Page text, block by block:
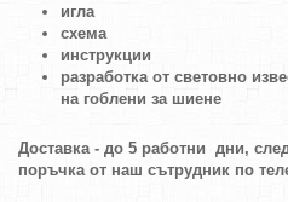
игла
схема
инструкции
разработка от световно
на гоблени за шиене
Доставка - до 5 работни дни,
поръчка от наш сътрудник по